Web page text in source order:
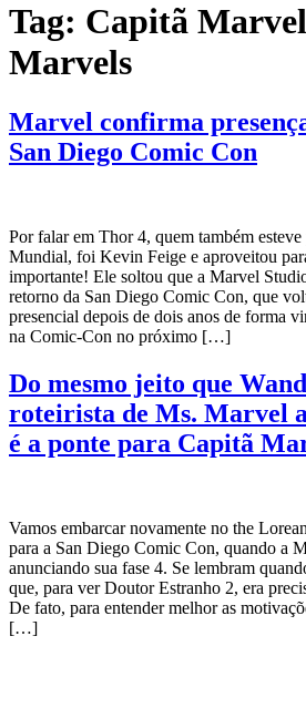
Tag: Capitã
Marvels
Marvel confirma
San Diego Comic Con
Por falar em Thor 4, quem também esteve
Mundial, foi Kevin Feige e aproveitou
importante! Ele soltou que a Marvel
retorno da San Diego Comic Con, que
presencial depois de dois anos de forma
na Comic-Con no próximo […]
Do mesmo jeito que
roteirista de Ms. Marvel
é a ponte para Capitã
Vamos embarcar novamente no the
para a San Diego Comic Con, quando a
anunciando sua fase 4. Se lembram
que, para ver Doutor Estranho 2, era
De fato, para entender melhor as
[…]